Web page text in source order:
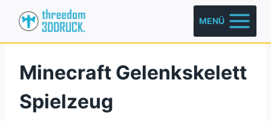
Inhalt
springen
MENÜ
Minecraft Gelenkskelett
Spielzeug